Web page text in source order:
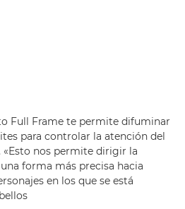
Full Frame te permite difuminar
para controlar la atención del
«Esto nos permite dirigir la
forma más precisa hacia
en los que se está